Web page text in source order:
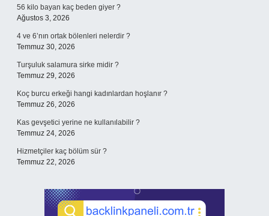
56 kilo bayan kaç beden giyer ?
Ağustos 3, 2026
4 ve 6’nın ortak bölenleri nelerdir ?
Temmuz 30, 2026
Turşuluk salamura sirke midir ?
Temmuz 29, 2026
Koç burcu erkeği hangi kadınlardan hoşlanır ?
Temmuz 26, 2026
Kas gevşetici yerine ne kullanılabilir ?
Temmuz 24, 2026
Hizmetçiler kaç bölüm sür ?
Temmuz 22, 2026